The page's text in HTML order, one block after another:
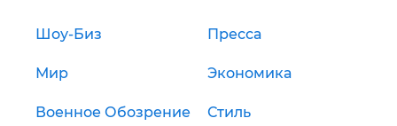
Шоу-Биз Пресса
Мир Экономика
Военное Обозрение Стиль